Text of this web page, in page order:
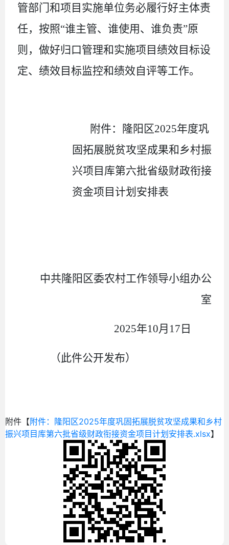
管部门和项目实施单位务必履行好主体责
任，按照“谁主管、谁使用、谁负责”原
则，做好归口管理和实施项目绩效目标设
定、绩效目标监控和绩效自评等工作。
附件：隆阳区2025年度巩
固拓展脱贫攻坚成果和乡村振
兴项目库第六批省级财政衔接
资金项目计划安排表
中共隆阳区委农村工作领导小组办公
室
2025年10月 17 日
（此件公开发布）
附件【附件：隆阳区2025年度巩固拓展脱贫攻坚成果和乡村
振兴项目库第六批省级财政衔接资金项目计划安排表.xlsx】